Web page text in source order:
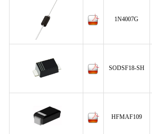
1N4007G
SODSF18-SH
HFMAF109